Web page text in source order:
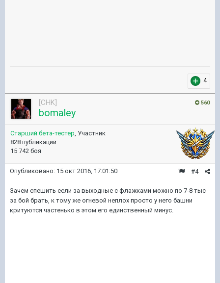
4
560
[CHK]
bomaley
Старший бета-тестер, Участник
828 публикаций
15 742 боя
#4
Опубликовано: 15 окт 2016, 17:01:50
Зачем спешить если за выходные с флажками можно по 7-8 тыс
за бой брать, к тому же огневой неплох просто у него башни
критуются частенько в этом его единственный минус.